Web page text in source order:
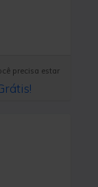
precisa estar